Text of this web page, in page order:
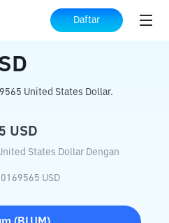
Daftar
BLUM USD
United States Dollar.
USD
States Dollar Dengan
USD